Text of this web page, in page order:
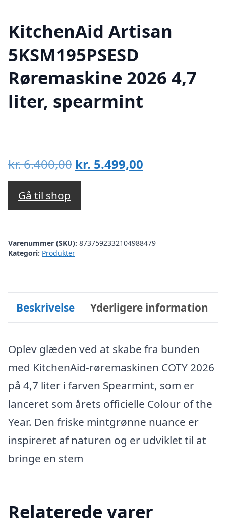
KitchenAid Artisan
5KSM195PSESD
Røremaskine 2026 4,7
liter, spearmint
kr.6.400,00 Den
oprindelige
var:
kr. 6.400,00.
kr. 5.499,00
kr. 5.499,00.
Gå til shop
Varenummer (SKU): 8737592332104988479
Kategori: Produkter
Beskrivelse Yderligere information
Oplev glæden ved at skabe fra bunden
med KitchenAid-røremaskinen COTY 2026
på 4,7 liter i farven Spearmint, som er
lanceret som årets officielle Colour of the
Year. Den friske mintgrønne nuance er
inspireret af naturen og er udviklet til at
bringe en stem
Relaterede varer